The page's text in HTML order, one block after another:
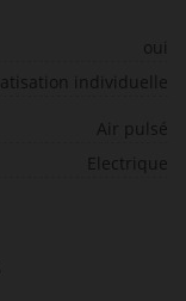
oui
individuelle
Air pulsé
Electrique